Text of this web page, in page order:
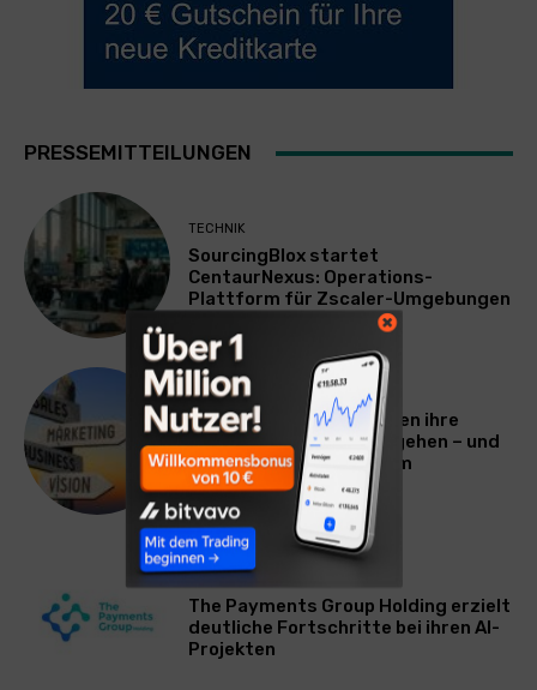
PRESSEMITTEILUNGEN
TECHNIK
SourcingBlox startet
CentaurNexus: Operations-
Plattform für Zscaler-Umgebungen
WERBUNG & MARKETING
Warum viele Unternehmen ihre
Vermarktung falsch angehen – und
warum das ihr Wachstum
ausbremst
WIRTSCHAFT
The Payments Group Holding erzielt
deutliche Fortschritte bei ihren AI-
Projekten